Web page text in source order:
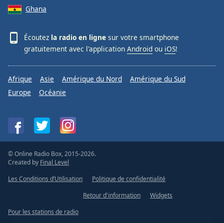
Ghana
Écoutez la radio en ligne sur votre smartphone
gratuitement avec l'application Android ou iOS!
Afrique Asie Amérique du Nord
Amérique du Sud
Europe
Océanie
© Online Radio Box, 2015-2026.
Created by Final Level
Les Conditions d’Utilisation
Politique de confidentialité
Retour d'information
Widgets
Pour les stations de radio